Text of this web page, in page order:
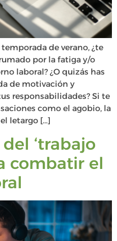
de verano, ¿te
por la fatiga y/o
laboral? ¿O quizás has
de motivación y
responsabilidades? Si te
como el agobio, la
letargo […]
‘trabajo
combatir el